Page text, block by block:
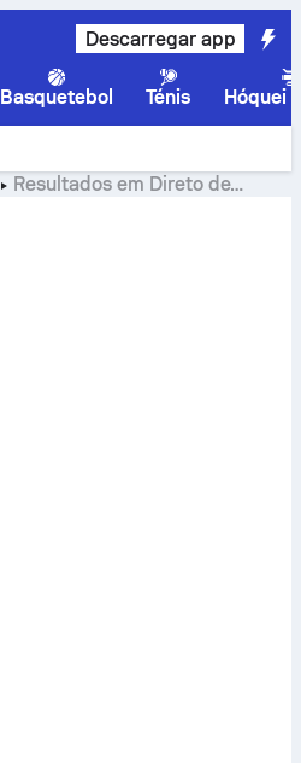
Descarregar app
Basquetebol Ténis Hóquei
Resultados em Direto de